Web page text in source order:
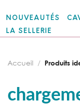
NOUVEAUTÉS
LA SELLERIE
Accueil / Produits